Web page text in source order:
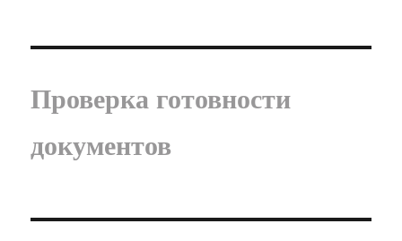
Проверка готовности
документов